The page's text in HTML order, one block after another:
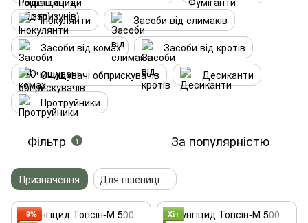
Інокулянти
Засоби від слимаків
Засоби від комах
Засоби від кротів
Очищувачі обприскувачів
Десиканти
Протруйники
Фільтр 1 За популярністю
Призначення Для пшениці
−9%
Хіт